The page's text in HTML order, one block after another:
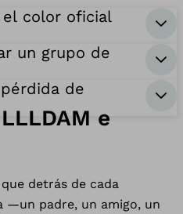
el color oficial
un grupo de
de
e
detrás de cada
—un padre, un amigo, un